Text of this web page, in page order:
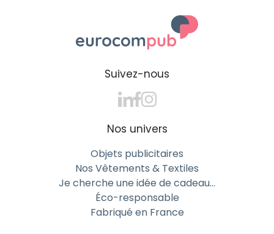
Suivez-nous
Nos univers
Objets publicitaires
Nos Vêtements & Textiles
Je cherche une idée de cadeau…
Éco-responsable
Fabriqué en France